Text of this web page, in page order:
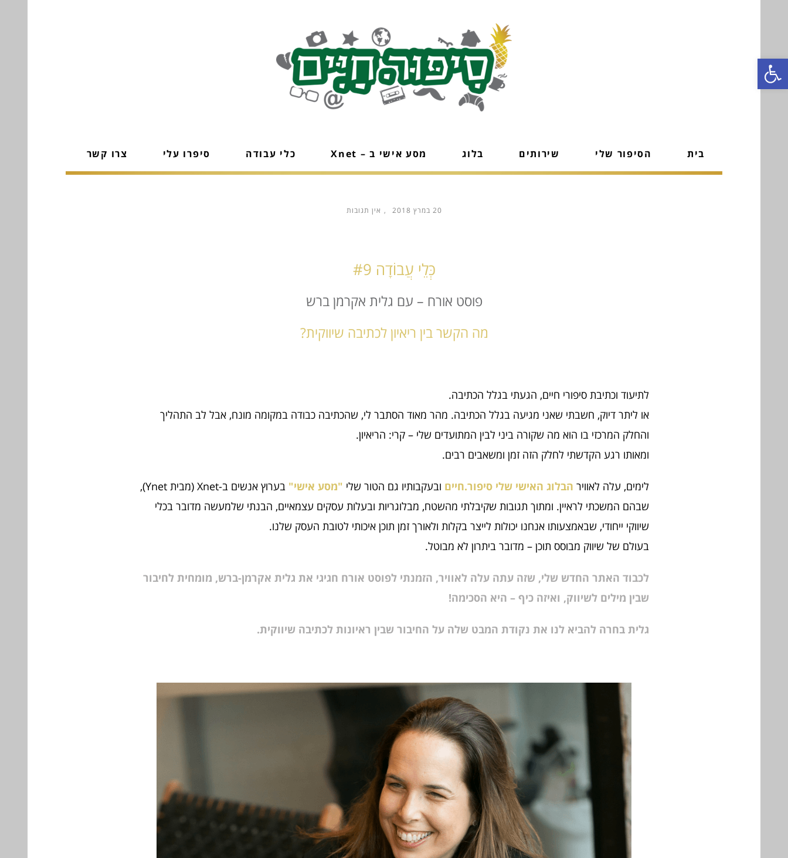
פתח סרגל נגישות
בית הסיפור שלי שירותים בלוג מסע אישי ב – Xnet כלי עבודה סיפרו עלי צרו קשר
20 במרץ 2018 אין תגובות
כְּלֵי עֲבוֹדָה #9
פוסט אורח – עם גלית אקרמן ברש
מה הקשר בין ריאיון לכתיבה שיווקית?
לתיעוד וכתיבת סיפורי חיים, הגעתי בגלל הכתיבה.
או ליתר דיוק, חשבתי שאני מגיעה בגלל הכתיבה. מהר מאוד הסתבר לי, שהכתיבה כבודה במקומה מונח, אבל לב התהליך
והחלק המרכזי בו הוא מה שקורה ביני לבין המתועדים שלי – קרי: הריאיון.
ומאותו רגע הקדשתי לחלק הזה זמן ומשאבים רבים.
לימים, עלה לאוויר הבלוג האישי שלי סיפור.חיים ובעקבותיו גם הטור שלי "מסע אישי"
בערוץ אנשים ב-Xnet (מבית Ynet),
שבהם המשכתי לראיין. ומתוך תגובות שקיבלתי מהשטח, מבלוגריות ובעלות עסקים עצמאיים, הבנתי שלמעשה מדובר בכלי
שיווקי ייחודי, שבאמצעותו אנחנו יכולות לייצר בקלות ולאורך זמן תוכן איכותי לטובת העסק שלנו.
בעולם של שיווק מבוסס תוכן – מדובר ביתרון לא מבוטל.
לכבוד האתר החדש שלי, שזה עתה עלה לאוויר, הזמנתי לפוסט אורח חגיגי את גלית אקרמן-ברש, מומחית לחיבור
שבין מילים לשיווק, ואיזה כיף – היא הסכימה!
גלית בחרה להביא לנו את נקודת המבט שלה על החיבור שבין ראיונות לכתיבה שיווקית.